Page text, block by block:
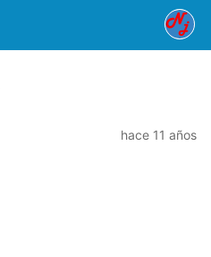
hace 11 años